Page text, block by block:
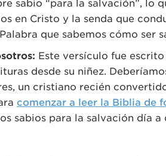
sabio “para la salvación”, lo
en Cristo y la senda que
que sabemos cómo ser
Este versículo fue
desde su niñez.
un cristiano recién
comenzar a leer la Biblia de
sabios para la salvación día a